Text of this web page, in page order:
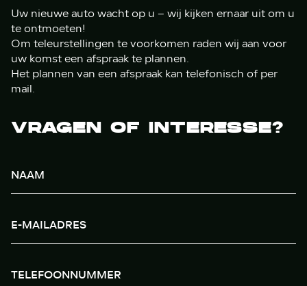
Uw nieuwe auto wacht op u – wij kijken ernaar uit om u
te ontmoeten!
Om teleurstellingen te voorkomen raden wij aan voor
uw komst een afspraak te plannen.
Het plannen van een afspraak kan telefonisch of per
mail.
VRAGEN OF INTERESSE?